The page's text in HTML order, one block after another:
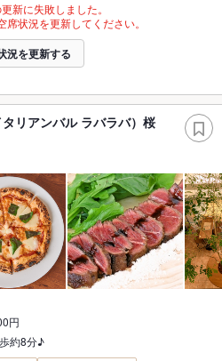
新に失敗しました。
状況を更新してください。
況を更新する
リアンバル ラバラバ）桜
円
約8分♪